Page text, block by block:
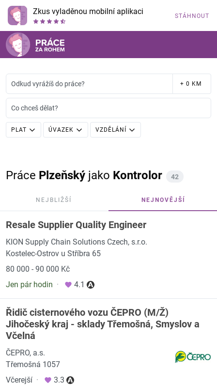
Zkus vyladěnou mobilní aplikaci STÁHNOUT
Odkud vyrážíš do práce? + 0 KM
Co chceš dělat?
PLAT ÚVAZEK VZDĚLÁNÍ
Práce Plzeňský jako Kontrolor 42
NEJBLIŽŠÍ NEJNOVĚJŠÍ
Resale Supplier Quality Engineer
KION Supply Chain Solutions Czech, s.r.o.
Kostelec-Ostrov u Stříbra 65
80 000 - 90 000 Kč
Jen pár hodin · 4.1
Řidič cisternového vozu ČEPRO (M/Ž)
Jihočeský kraj - sklady Třemošná, Smyslov a
Včelná
ČEPRO, a.s.
Třemošná 1057
Včerejší · 3.3